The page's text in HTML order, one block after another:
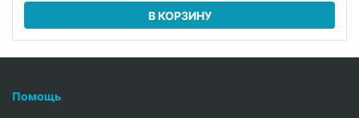
В КОРЗИНУ
Помощь